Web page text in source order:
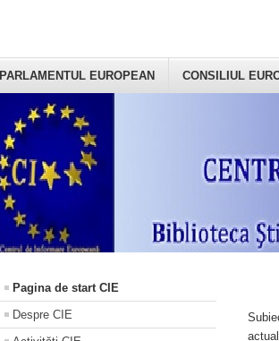
PARLAMENTUL EUROPEAN CONSILIUL
Pagina de start CIE
Despre CIE